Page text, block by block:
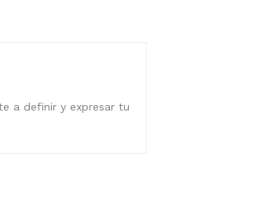
a definir y expresar tu